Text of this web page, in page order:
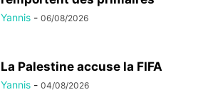
Yannis - 06/08/2026
La Palestine accuse la FIFA
Yannis - 04/08/2026